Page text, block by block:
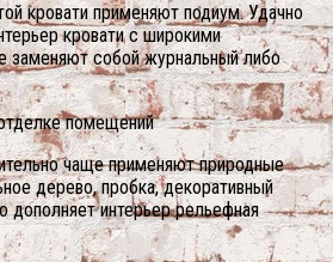
кровати применяют подиум. Удачно
кровати с широкими
заменяют собой журнальный либо
помещений
чаще применяют природные
дерево, пробка, декоративный
дополняет интерьер рельефная